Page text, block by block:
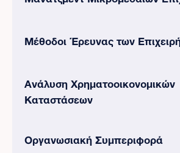
Μέθοδοι Έρευνας των
Ανάλυση Χρηματοοικονομικών
Καταστάσεων
Οργανωσιακή Συμπεριφορά